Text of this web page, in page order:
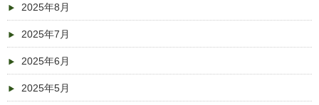
2025年8月
2025年7月
2025年6月
2025年5月